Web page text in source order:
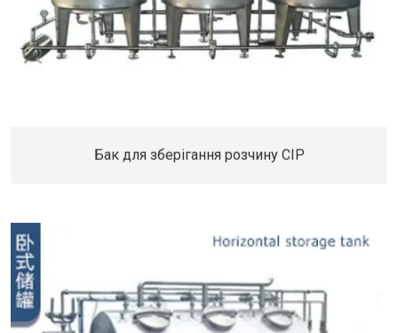
Бак для зберігання розчину CIP